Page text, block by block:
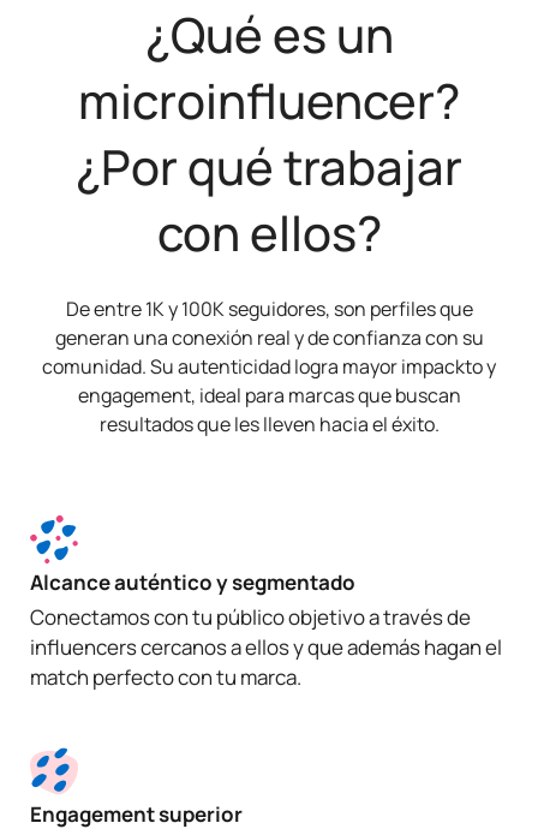
¿Qué es un
microinfluencer?
¿Por qué trabajar
con ellos?
De entre 1K y 100K seguidores, son perfiles que
generan una conexión real y de confianza con su
comunidad. Su autenticidad logra mayor impackto y
engagement, ideal para marcas que buscan
resultados que les lleven hacia el éxito.
Alcance auténtico y segmentado
Conectamos con tu público objetivo a través de
influencers cercanos a ellos y que además hagan el
match perfecto con tu marca.
Engagement superior